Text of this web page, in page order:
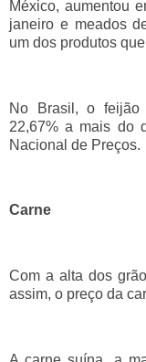
México, aumentou
janeiro e meados
um dos produtos
No Brasil, o feijão
22,67% a mais do
Nacional de Preços.
Carne
Com a alta dos
assim, o preço da